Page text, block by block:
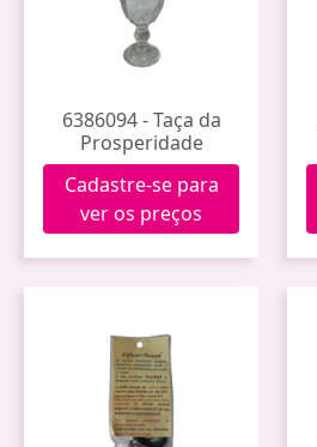
6386094 - Taça da
Prosperidade
Cadastre-se para
ver os preços